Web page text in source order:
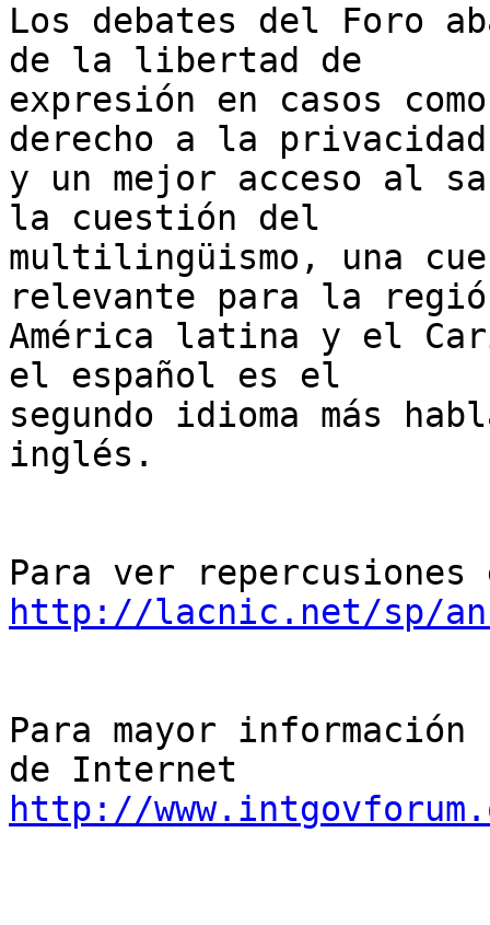
Los debates del Foro
de la libertad de
expresión en casos
derecho a la
y un mejor acceso al
la cuestión del
multilingüismo, una
relevante para la
América latina y el
el español es el
segundo idioma más
inglés.
http://lacnic.net/sp/
Para mayor información
http://